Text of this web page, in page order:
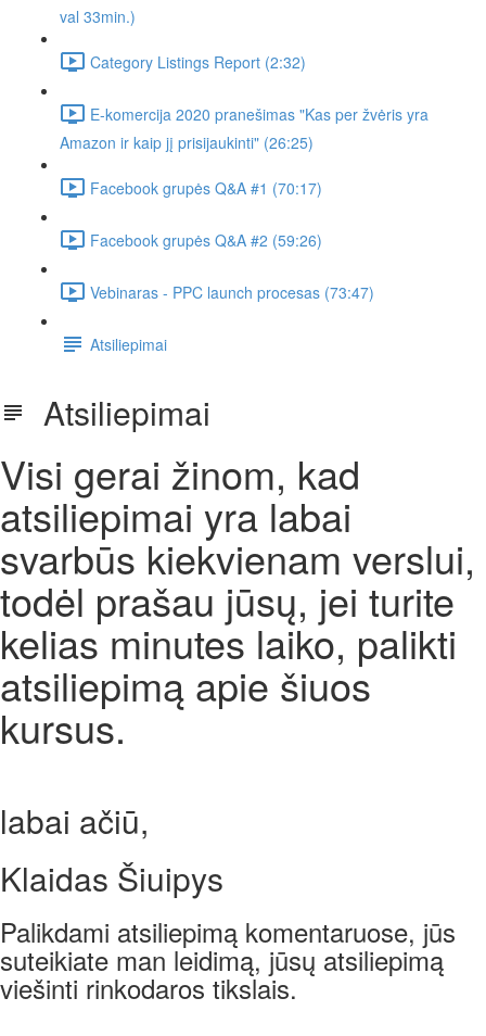
val 33min.)
Category Listings Report (2:32)
E-komercija 2020 pranešimas "Kas per žvėris yra
Amazon ir kaip jį prisijaukinti" (26:25)
Facebook grupės Q&A #1 (70:17)
Facebook grupės Q&A #2 (59:26)
Vebinaras - PPC launch procesas (73:47)
Atsiliepimai
Atsiliepimai
Visi gerai žinom, kad
atsiliepimai yra labai
svarbūs kiekvienam verslui,
todėl prašau jūsų, jei turite
kelias minutes laiko, palikti
atsiliepimą apie šiuos
kursus.
labai ačiū,
Klaidas Šiuipys
Palikdami atsiliepimą komentaruose, jūs
suteikiate man leidimą, jūsų atsiliepimą
viešinti rinkodaros tikslais.